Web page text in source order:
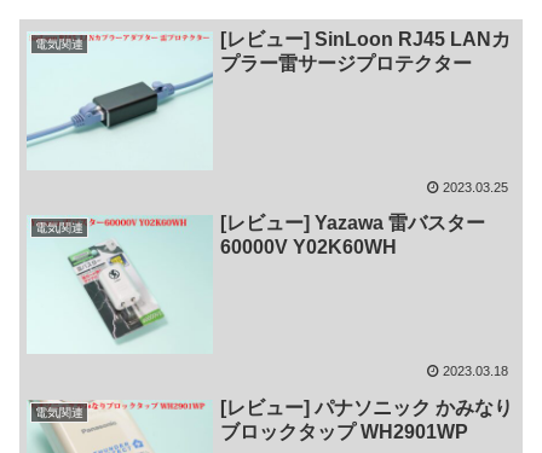
電気関連
[レビュー] SinLoon RJ45 LANカ
プラー雷サージプロテクター
2023.03.25
電気関連
[レビュー] Yazawa 雷バスター
60000V Y02K60WH
2023.03.18
電気関連
[レビュー] パナソニック かみなり
ブロックタップ WH2901WP